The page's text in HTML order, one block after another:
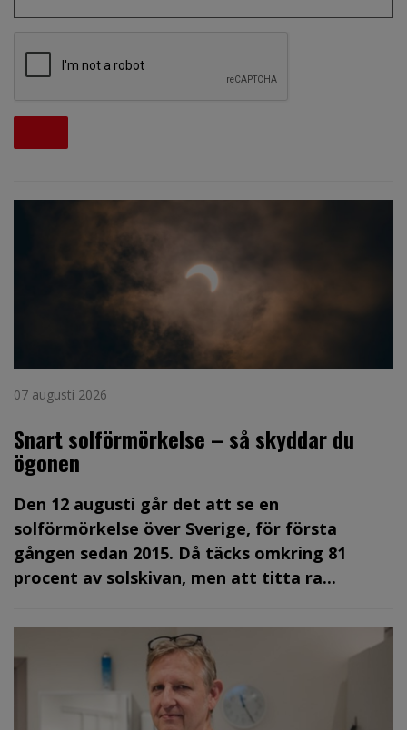
07 augusti 2026
Snart solförmörkelse – så skyddar du
ögonen
Den 12 augusti går det att se en
solförmörkelse över Sverige, för första
gången sedan 2015. Då täcks omkring 81
procent av solskivan, men att titta ra...